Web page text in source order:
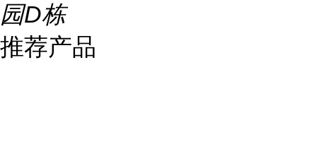
园D栋
推荐产品